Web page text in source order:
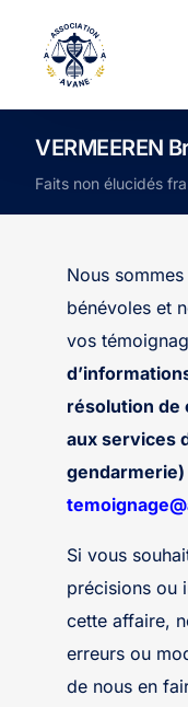
VERMEEREN
Faits non élucidés
Nous
bénévoles et
vos
résolution de
aux services
gendarmerie)
Si vous
précisions ou
cette affaire,
erreurs ou
de nous en